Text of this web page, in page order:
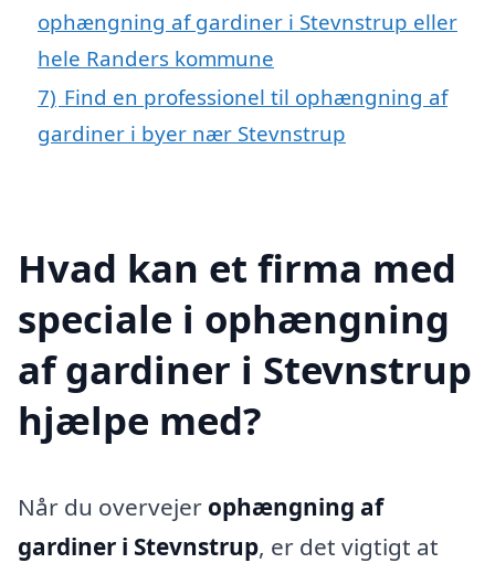
ophængning af gardiner i Stevnstrup eller
hele Randers kommune
7) Find en professionel til ophængning af
gardiner i byer nær Stevnstrup
Hvad kan et firma med
speciale i ophængning
af gardiner i Stevnstrup
hjælpe med?
Når du overvejer ophængning af
gardiner i Stevnstrup, er det vigtigt at